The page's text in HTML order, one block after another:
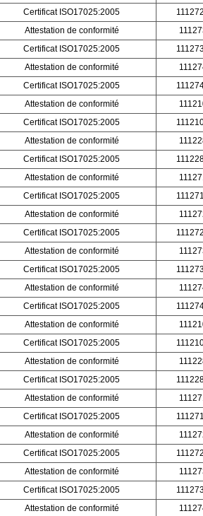
Certificat ISO17025:2005
Attestation de conformité
Certificat ISO17025:2005
Attestation de conformité
Certificat ISO17025:2005
Attestation de conformité
Certificat ISO17025:2005
Attestation de conformité
Certificat ISO17025:2005
Attestation de conformité
Certificat ISO17025:2005
Attestation de conformité
Certificat ISO17025:2005
Attestation de conformité
Certificat ISO17025:2005
Attestation de conformité
Certificat ISO17025:2005
Attestation de conformité
Certificat ISO17025:2005
Attestation de conformité
Certificat ISO17025:2005
Attestation de conformité
Certificat ISO17025:2005
Attestation de conformité
Certificat ISO17025:2005
Attestation de conformité
Certificat ISO17025:2005
Attestation de conformité